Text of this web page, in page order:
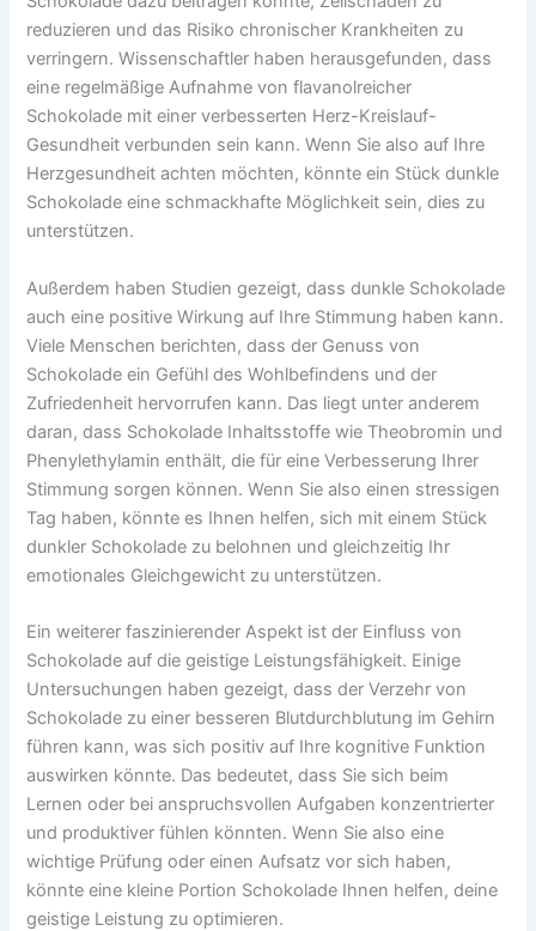
reduzieren und das Risiko chronischer Krankheiten zu
verringern. Wissenschaftler haben herausgefunden, dass
eine regelmäßige Aufnahme von flavanolreicher
Schokolade mit einer verbesserten Herz-Kreislauf-
Gesundheit verbunden sein kann. Wenn Sie also auf Ihre
Herzgesundheit achten möchten, könnte ein Stück dunkle
Schokolade eine schmackhafte Möglichkeit sein, dies zu
unterstützen.
Außerdem haben Studien gezeigt, dass dunkle Schokolade
auch eine positive Wirkung auf Ihre Stimmung haben kann.
Viele Menschen berichten, dass der Genuss von
Schokolade ein Gefühl des Wohlbefindens und der
Zufriedenheit hervorrufen kann. Das liegt unter anderem
daran, dass Schokolade Inhaltsstoffe wie Theobromin und
Phenylethylamin enthält, die für eine Verbesserung Ihrer
Stimmung sorgen können. Wenn Sie also einen stressigen
Tag haben, könnte es Ihnen helfen, sich mit einem Stück
dunkler Schokolade zu belohnen und gleichzeitig Ihr
emotionales Gleichgewicht zu unterstützen.
Ein weiterer faszinierender Aspekt ist der Einfluss von
Schokolade auf die geistige Leistungsfähigkeit. Einige
Untersuchungen haben gezeigt, dass der Verzehr von
Schokolade zu einer besseren Blutdurchblutung im Gehirn
führen kann, was sich positiv auf Ihre kognitive Funktion
auswirken könnte. Das bedeutet, dass Sie sich beim
Lernen oder bei anspruchsvollen Aufgaben konzentrierter
und produktiver fühlen könnten. Wenn Sie also eine
wichtige Prüfung oder einen Aufsatz vor sich haben,
könnte eine kleine Portion Schokolade Ihnen helfen, deine
geistige Leistung zu optimieren.